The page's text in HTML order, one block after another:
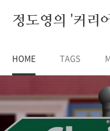
정도영의 '커리
HOME TAGS